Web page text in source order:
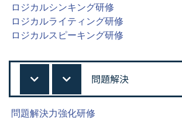
ロジカルシンキング研修
ロジカルライティング研修
ロジカルスピーキング研修
問題解決
問題解決力強化研修